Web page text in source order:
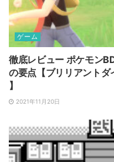
ゲーム
徹底レビュー ポケモン
の要点【ブリリアント
】
2021年11月20日